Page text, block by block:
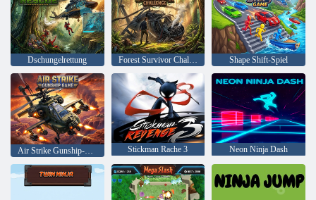
Dschungelrettung Forest Survivor Challenge Shape Shift-Spiel
Stickman Rache 3 Neon Ninja Dash